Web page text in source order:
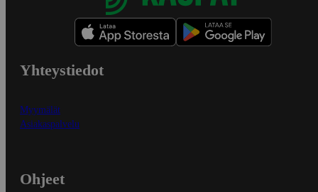
Yhteystiedot
Myymälät
Asiakaspalvelu
Ohjeet